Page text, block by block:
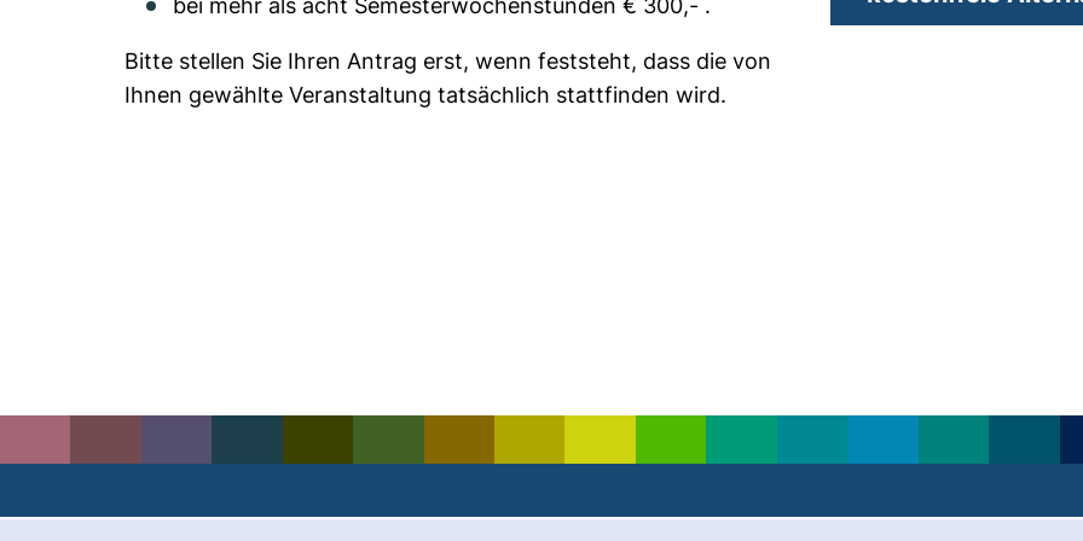
bei mehr als acht Semesterwochenstunden € 300,- .
Bitte stellen Sie Ihren Antrag erst, wenn feststeht, dass die von
Ihnen gewählte Veranstaltung tatsächlich stattfinden wird.